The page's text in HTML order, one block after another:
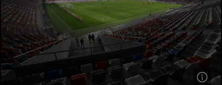
Echipa Națională
Fotbal feminin
Special
Diverse